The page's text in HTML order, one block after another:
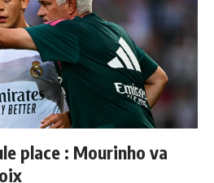
place : Mourinho va